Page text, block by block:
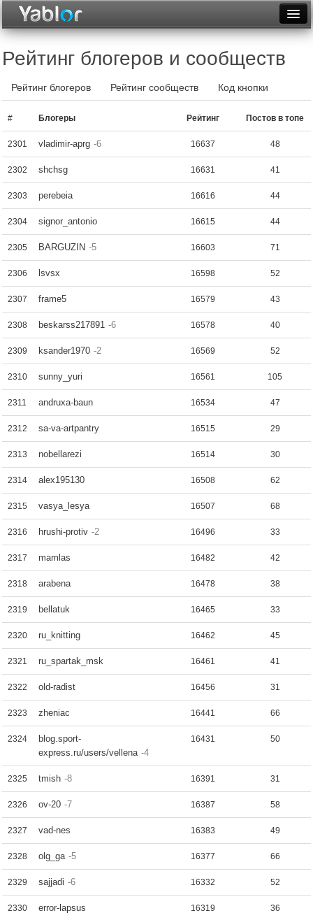
Фототоп
Видеотоп
Рейтинг блогеров и сообществ
Рейтинг блогеров Рейтинг сообществ Код кнопки
# Блогеры Рейтинг Постов в топе
2301 vladimir-aprg -6 16637 48
2302 shchsg 16631 41
2303 perebeia 16616 44
2304 signor_antonio 16615 44
2305 BARGUZIN -5 16603 71
2306 lsvsx 16598 52
2307 frame5 16579 43
2308 beskarss217891 -6 16578 40
2309 ksander1970 -2 16569 52
2310 sunny_yuri 16561 105
2311 andruxa-baun 16534 47
2312 sa-va-artpantry 16515 29
2313 nobellarezi 16514 30
2314 alex195130 16508 62
2315 vasya_lesya 16507 68
2316 hrushi-protiv -2 16496 33
2317 mamlas 16482 42
2318 arabena 16478 38
2319 bellatuk 16465 33
2320 ru_knitting 16462 45
2321 ru_spartak_msk 16461 41
2322 old-radist 16456 31
2323 zheniac 16441 66
2324
blog.sport-
express.ru/users/vellena -4
16431 50
2325 tmish -8 16391 31
2326 ov-20 -7 16387 58
2327 vad-nes 16383 49
2328 olg_ga -5 16377 66
2329 sajjadi -6 16332 52
2330 error-lapsus 16319 36